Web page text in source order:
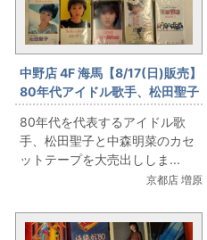
中野店 4F 海馬【8/17(日)販売】
80年代アイドル歌手、松田聖子
と中森明菜のカセットテープ
80年代を代表するアイドル歌
手、松田聖子と中森明菜のカセ
ットテープを大売出ししま...
京都店 増原